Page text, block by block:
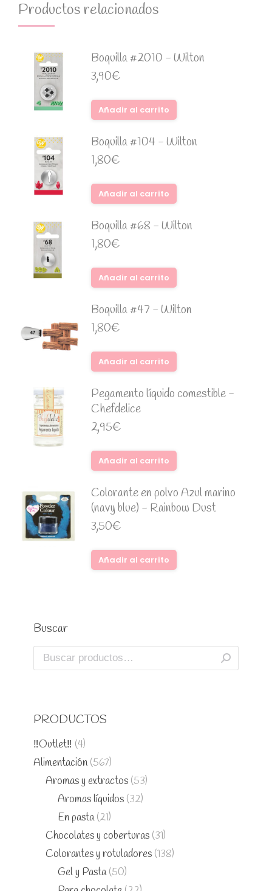
Productos relacionados
Boquilla #2010 - Wilton
3,90€
Añadir al carrito
Boquilla #104 - Wilton
1,80€
Añadir al carrito
Boquilla #68 - Wilton
1,80€
Añadir al carrito
Boquilla #47 - Wilton
1,80€
Añadir al carrito
Pegamento líquido comestible -
Chefdelice
2,95€
Añadir al carrito
Colorante en polvo Azul marino
(navy blue) - Rainbow Dust
3,50€
Añadir al carrito
Buscar
PRODUCTOS
‼️Outlet‼️ (4)
Alimentación (567)
Aromas y extractos (53)
Aromas líquidos (32)
En pasta (21)
Chocolates y coberturas (31)
Colorantes y rotuladores (138)
Gel y Pasta (50)